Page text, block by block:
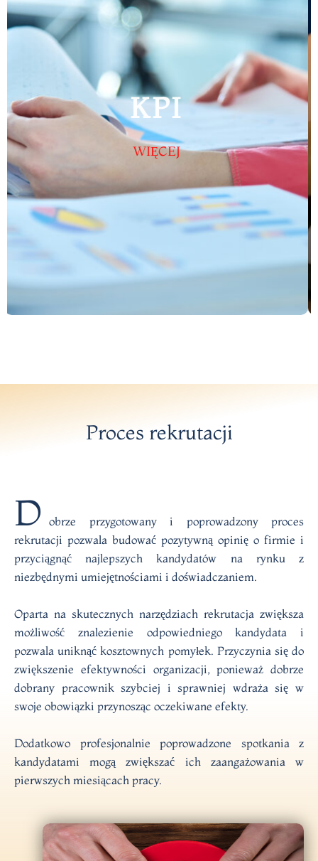
PROCES
WIĘCEJ
Proces rekrutacji
D obrze przygotowany i poprowadzony proces
rekrutacji pozwala budować pozytywną opinię o firmie i
przyciągnąć najlepszych kandydatów na rynku z
niezbędnymi umiejętnościami i doświadczaniem.
Oparta na skutecznych narzędziach rekrutacja zwiększa
możliwość znalezienie odpowiedniego kandydata i
pozwala uniknąć kosztownych pomyłek. Przyczynia się do
zwiększenie efektywności organizacji, ponieważ dobrze
dobrany pracownik szybciej i sprawniej wdraża się w
swoje obowiązki przynosząc oczekiwane efekty.
Dodatkowo profesjonalnie poprowadzone spotkania z
kandydatami mogą zwiększać ich zaangażowania w
pierwszych miesiącach pracy.